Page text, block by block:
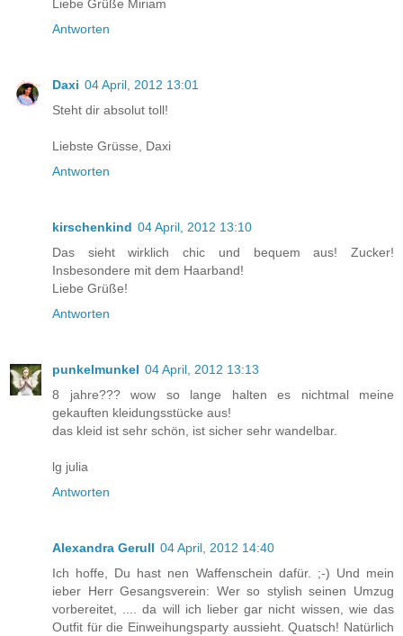
Liebe Grüße Miriam
Antworten
Daxi 04 April, 2012 13:01
Steht dir absolut toll!
Liebste Grüsse, Daxi
Antworten
kirschenkind 04 April, 2012 13:10
Das sieht wirklich chic und bequem aus! Zucker!
Insbesondere mit dem Haarband!
Liebe Grüße!
Antworten
punkelmunkel 04 April, 2012 13:13
8 jahre??? wow so lange halten es nichtmal meine
gekauften kleidungsstücke aus!
das kleid ist sehr schön, ist sicher sehr wandelbar.
lg julia
Antworten
Alexandra Gerull 04 April, 2012 14:40
Ich hoffe, Du hast nen Waffenschein dafür. ;-) Und mein
ieber Herr Gesangsverein: Wer so stylish seinen Umzug
vorbereitet, .... da will ich lieber gar nicht wissen, wie das
Outfit für die Einweihungsparty aussieht. Quatsch! Natürlich